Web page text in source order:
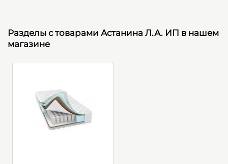
Разделы с товарами Астанина Л.А. ИП в нашем
магазине